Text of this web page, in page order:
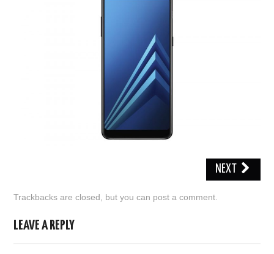
NEXT
Trackbacks are closed, but you can post a comment
LEAVE A REPLY